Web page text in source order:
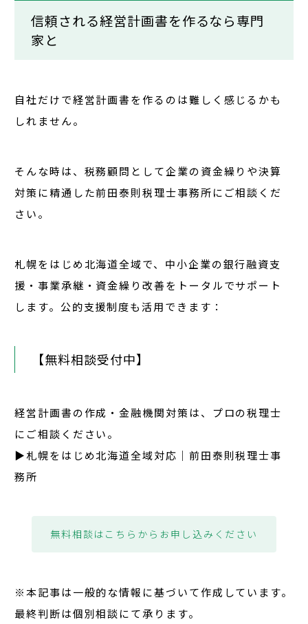
信頼される経営計画書を作るなら専門
家と
自社だけで経営計画書を作るのは難しく感じるかも
しれません。
そんな時は、税務顧問として企業の資金繰りや決算
対策に精通した前田泰則税理士事務所にご相談くだ
さい。
札幌をはじめ北海道全域で、中小企業の銀行融資支
援・事業承継・資金繰り改善をトータルでサポート
します。公的支援制度も活用できます：
【無料相談受付中】
経営計画書の作成・金融機関対策は、プロの税理士
にご相談ください。
▶︎札幌をはじめ北海道全域対応｜前田泰則税理士事
務所
無料相談はこちらからお申し込みください
※本記事は一般的な情報に基づいて作成しています。
最終判断は個別相談にて承ります。